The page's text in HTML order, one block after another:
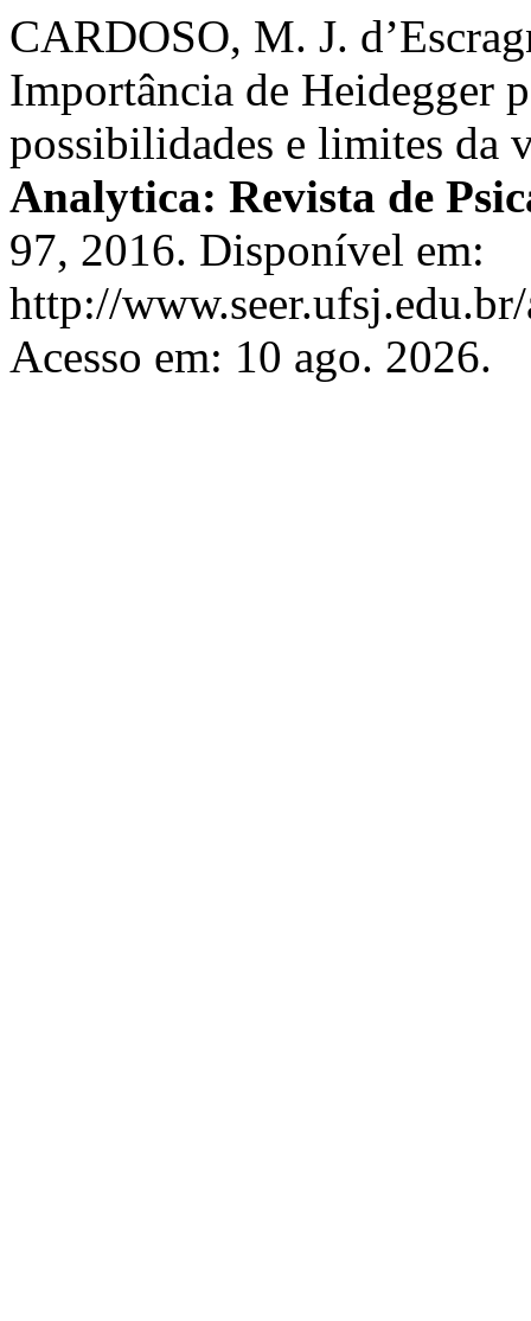
CARDOSO, M. J.
Importância de Heidegger
possibilidades e limites da
Analytica: Revista de
97, 2016. Disponível em:
http://
Acesso em: 10 ago. 2026.